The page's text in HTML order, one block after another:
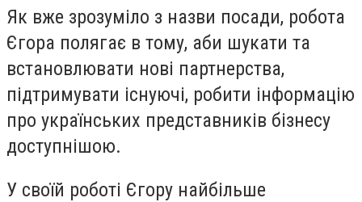
Як вже зрозуміло з назви посади, робота
Єгора полягає в тому, аби шукати та
встановлювати нові партнерства,
підтримувати існуючі, робити інформацію
про українських представників бізнесу
доступнішою.
У своїй роботі Єгору найбільше